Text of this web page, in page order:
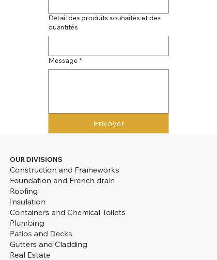
Détail des produits souhaités et des
quantités
Message *
Envoyer
OUR DIVISIONS
Construction and Frameworks
Foundation and French drain
Roofing
Insulation
Containers and Chemical Toilets
Plumbing
Patios and Decks
Gutters and Cladding
Real Estate